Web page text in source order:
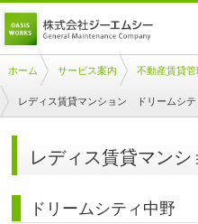
ホーム サービス案内 不動産賃貸
レディス賃貸マンション ドリームシテ
レディス賃貸マンシ
ドリームシティ中野